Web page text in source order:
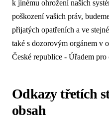
k jinému ohrožení našich
poškození vašich práv,
přijatých opatřeních a ve
také s dozorovým orgánem v
České republice - Úřadem
Odkazy třetích
obsah